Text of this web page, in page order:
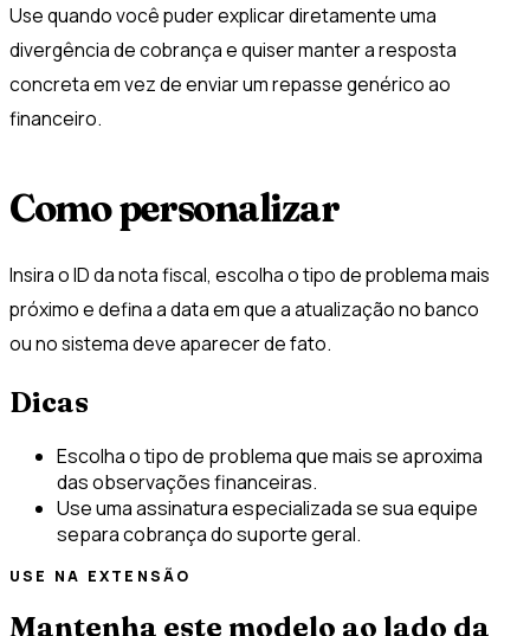
Use quando você puder explicar diretamente uma
divergência de cobrança e quiser manter a resposta
concreta em vez de enviar um repasse genérico ao
financeiro.
Como personalizar
Insira o ID da nota fiscal, escolha o tipo de problema mais
próximo e defina a data em que a atualização no banco
ou no sistema deve aparecer de fato.
Dicas
Escolha o tipo de problema que mais se aproxima
das observações financeiras.
Use uma assinatura especializada se sua equipe
separa cobrança do suporte geral.
USE NA EXTENSÃO
Mantenha este modelo ao lado da